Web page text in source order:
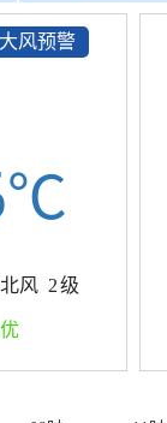
风 2级
℃
大风预警